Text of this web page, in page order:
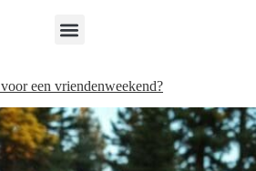
een vriendenweekend?